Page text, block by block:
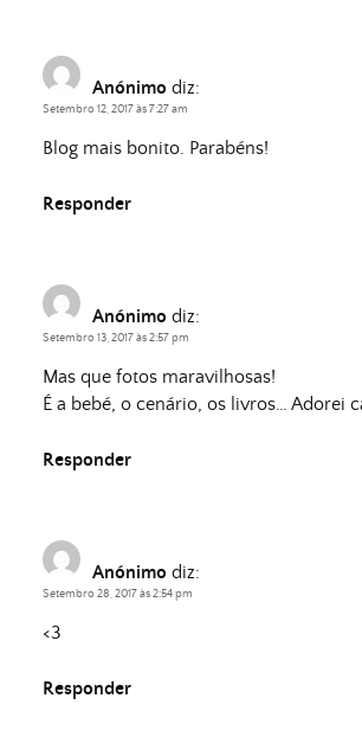
Anónimo diz:
Setembro 12, 2017 às 7:27 am
Blog mais bonito. Parabéns!
Responder
Anónimo diz:
Setembro 13, 2017 às 2:57 pm
Mas que fotos maravilhosas!
É a bebé, o cenário, os livros… Adorei
Responder
Anónimo diz:
Setembro 28, 2017 às 2:54 pm
<3
Responder